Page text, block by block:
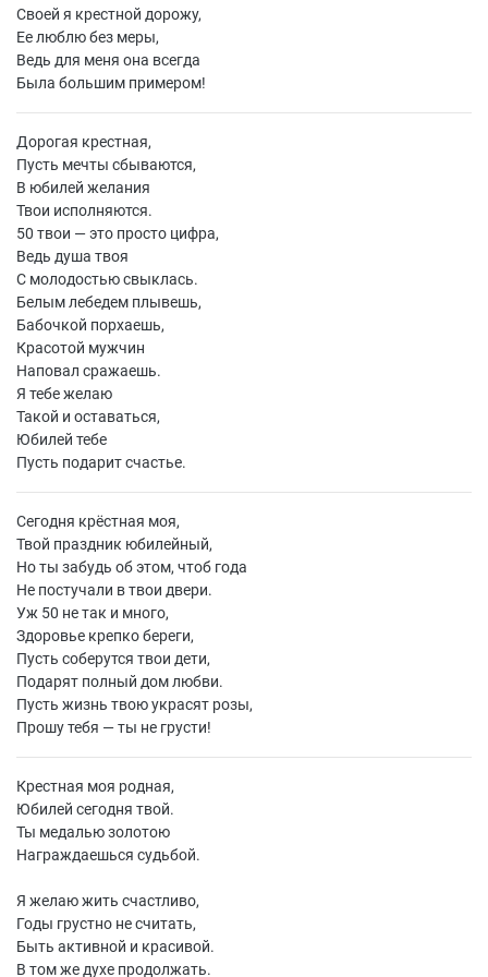
Своей я крестной дорожу,
Ее люблю без меры,
Ведь для меня она всегда
Была большим примером!
Дорогая крестная,
Пусть мечты сбываются,
В юбилей желания
Твои исполняются.
50 твои — это просто цифра,
Ведь душа твоя
С молодостью свыклась.
Белым лебедем плывешь,
Бабочкой порхаешь,
Красотой мужчин
Наповал сражаешь.
Я тебе желаю
Такой и оставаться,
Юбилей тебе
Пусть подарит счастье.
Сегодня крёстная моя,
Твой праздник юбилейный,
Но ты забудь об этом, чтоб года
Не постучали в твои двери.
Уж 50 не так и много,
Здоровье крепко береги,
Пусть соберутся твои дети,
Подарят полный дом любви.
Пусть жизнь твою украсят розы,
Прошу тебя — ты не грусти!
Крестная моя родная,
Юбилей сегодня твой.
Ты медалью золотою
Награждаешься судьбой.
Я желаю жить счастливо,
Годы грустно не считать,
Быть активной и красивой.
В том же духе продолжать.